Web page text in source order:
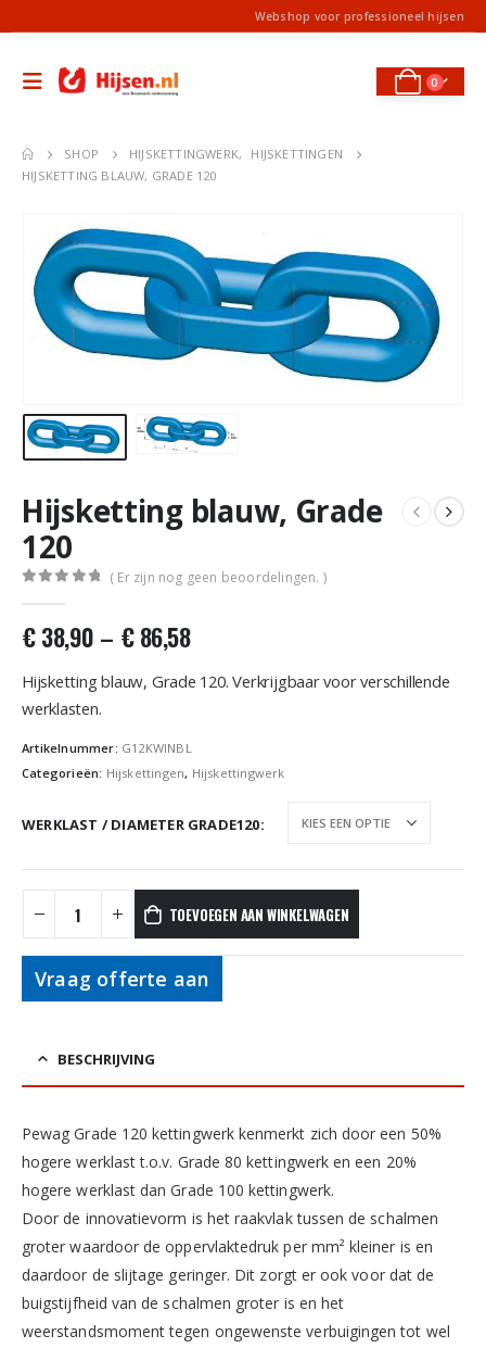
Webshop voor professioneel hijsen
0
SHOP HIJSKETTINGWERK,
HIJSKETTINGEN
HIJSKETTING BLAUW, GRADE 120
Hijsketting blauw, Grade
120
( Er zijn nog geen beoordelingen. )
€38,90 – €86,58
Hijsketting blauw, Grade 120. Verkrijgbaar voor verschillende
werklasten.
Artikelnummer: G12KWINBL
Categorieën: Hijskettingen, Hijskettingwerk
WERKLAST / DIAMETER GRADE120
TOEVOEGEN AAN WINKELWAGEN
Vraag offerte aan
BESCHRIJVING
Pewag Grade 120 kettingwerk kenmerkt zich door een 50%
hogere werklast t.o.v. Grade 80 kettingwerk en een 20%
hogere werklast dan Grade 100 kettingwerk.
Door de innovatievorm is het raakvlak tussen de schalmen
groter waardoor de oppervlaktedruk per mm² kleiner is en
daardoor de slijtage geringer. Dit zorgt er ook voor dat de
buigstijfheid van de schalmen groter is en het
weerstandsmoment tegen ongewenste verbuigingen tot wel